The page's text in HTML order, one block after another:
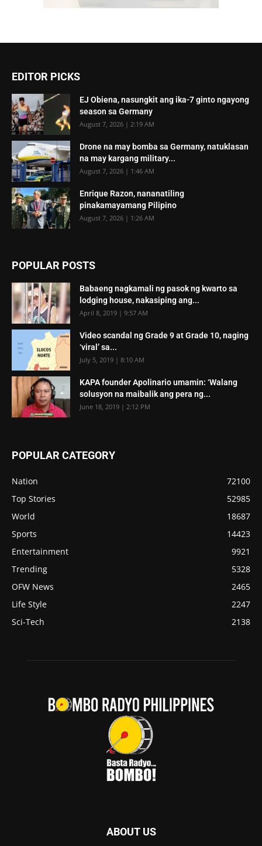
EDITOR PICKS
EJ Obiena, nasungkit ang ika-7 ginto ngayong
season sa Germany
August 7, 2026 | 2:19 AM
Drone na may bomba sa Germany, natuklasan
na may kargang military...
August 7, 2026 | 1:46 AM
Enrique Razon, nananatiling
pinakamayamang Pilipino
August 7, 2026 | 1:26 AM
POPULAR POSTS
Babaeng nagkamali ng pasok ng kwarto sa
lodging house, nakasiping ang...
April 8, 2019 | 9:57 AM
Video scandal ng Grade 9 at Grade 10, naging
‘viral’ sa...
July 5, 2019 | 8:10 AM
KAPA founder Apolinario umamin: ‘Walang
solusyon na maibalik ang pera ng...
June 18, 2019 | 2:12 PM
POPULAR CATEGORY
Nation
72100
Top Stories
52985
World
18687
Sports
14423
Entertainment
9921
Trending
5328
OFW News
2465
Life Style
2247
Sci-Tech
2138
ABOUT US